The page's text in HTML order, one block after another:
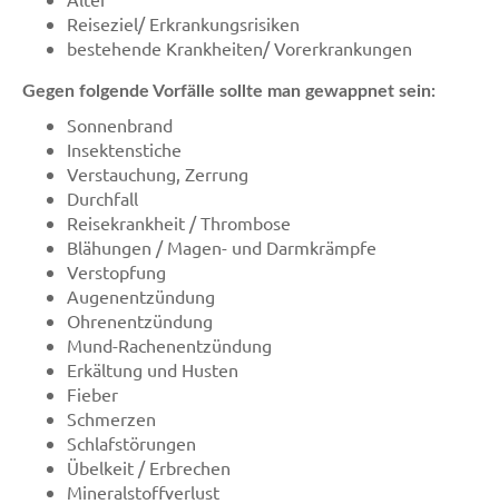
Reiseziel/ Erkrankungsrisiken
bestehende Krankheiten/ Vorerkrankungen
Gegen folgende Vorfälle sollte man gewappnet sein:
Sonnenbrand
Insektenstiche
Verstauchung, Zerrung
Durchfall
Reisekrankheit / Thrombose
Blähungen / Magen- und Darmkrämpfe
Verstopfung
Augenentzündung
Ohrenentzündung
Mund-Rachenentzündung
Erkältung und Husten
Fieber
Schmerzen
Schlafstörungen
Übelkeit / Erbrechen
Mineralstoffverlust